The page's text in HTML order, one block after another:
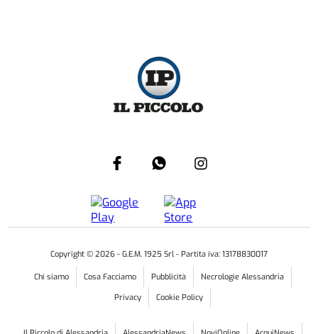
Copyright © 2026 - G.E.M. 1925 Srl - Partita iva: 13178830017
Chi siamo Cosa Facciamo Pubblicità
Necrologie Alessandria
Privacy
Cookie Policy